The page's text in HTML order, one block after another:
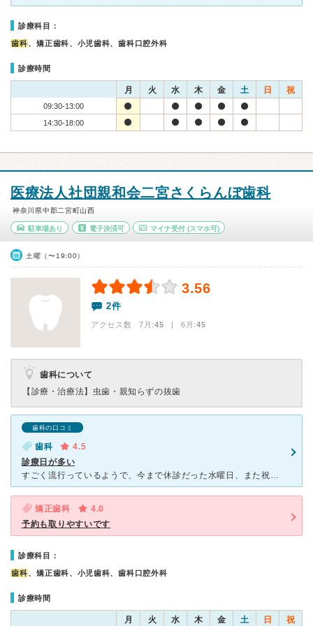
診療科目：
歯科、矯正歯科、小児歯科、歯科口腔外科
診療時間
月 火 水 木 金 土 日 祝
09:30-13:00
14:30-18:00
医療法人社団親和会二宮さくらんぼ歯科
神奈川県中郡二宮町山西
駐車場あり 電子決済可 マイナ受付 (スマホ可)
土曜（〜19:00）
3.56
2件
アクセス数 7月:45 | 6月:45
歯科について
【診療・治療法】 虫歯・親知らずの抜歯
歯科の口コミ
歯科
4.5
診療日が多い
すごく流行っているようで、今まで休診だった水曜日、また祝日も診療しています。 仕事で月によって水曜休み、土曜出勤の週があるので、すごく助かります。 ただ曜日によって先生が違うので、同じ先生がよかっ
矯正歯科
4.0
予約も取りやすいです
診療科目：
歯科、矯正歯科、小児歯科、歯科口腔外科
診療時間
月 火 水 木 金 土 日 祝